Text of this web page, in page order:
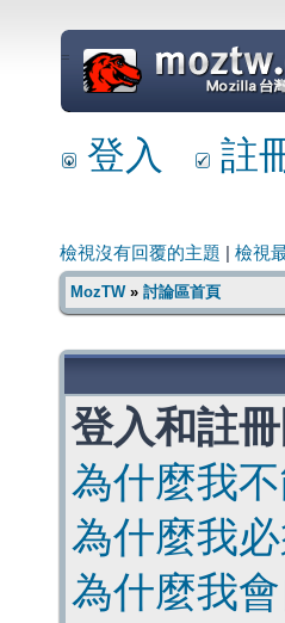
=
登入 註
檢視沒有回覆的主題 檢視
MozTW» 討論區首頁
登入和註
為什麼我
為什麼我
為什麼我